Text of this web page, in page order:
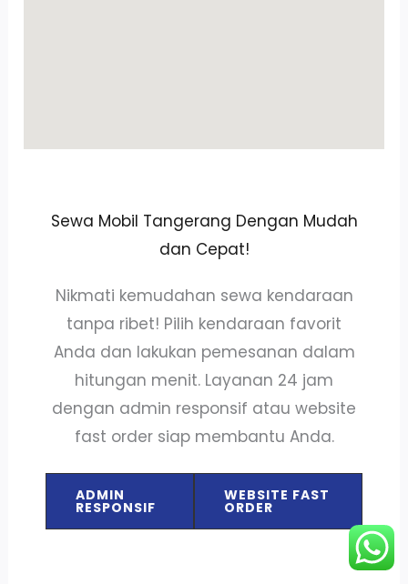
Sewa Mobil Tangerang Dengan Mudah
dan Cepat!
Nikmati kemudahan sewa kendaraan
tanpa ribet! Pilih kendaraan favorit
Anda dan lakukan pemesanan dalam
hitungan menit. Layanan 24 jam
dengan admin responsif atau website
fast order siap membantu Anda.
ADMIN
RESPONSIF
WEBSITE FAST
ORDER